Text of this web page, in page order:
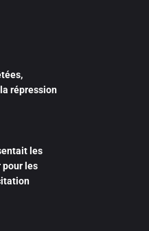
répression
les
pour les